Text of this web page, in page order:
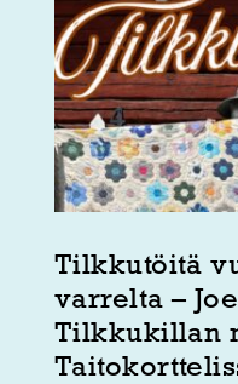
Tilkkutöitä
varrelta –
Tilkkukillan